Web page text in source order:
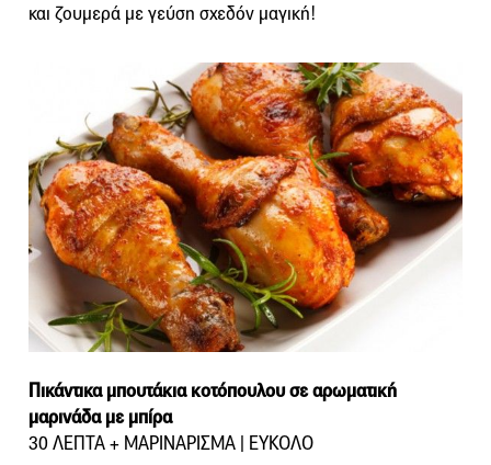
και ζουμερά με γεύση σχεδόν μαγική!
Πικάντικα μπουτάκια κοτόπουλου σε αρωματική
μαρινάδα με μπίρα
30 ΛΕΠΤΑ + ΜΑΡΙΝΑΡΙΣΜΑ | ΕΥΚΟΛΟ